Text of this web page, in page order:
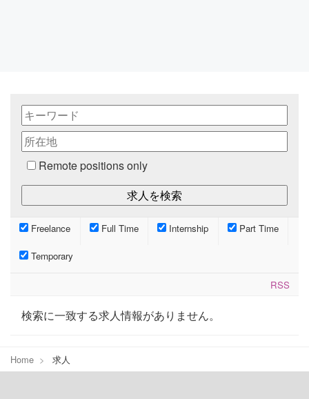
Remote positions only
Freelance Full Time Internship Part Time
Temporary
RSS
検索に一致する求人情報がありません。
Home 求人